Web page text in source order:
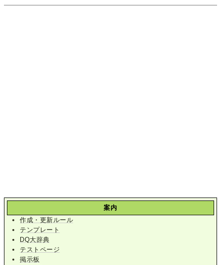
案内
作成・更新ルール
テンプレート
DQ大辞典
テストページ
掲示板